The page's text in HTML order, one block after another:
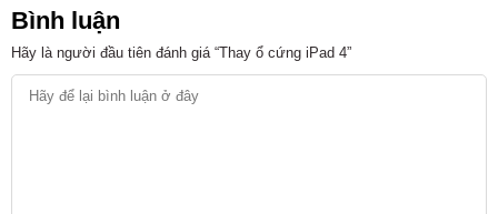
Bình luận
Hãy là người đầu tiên đánh giá “Thay ổ cứng iPad 4”